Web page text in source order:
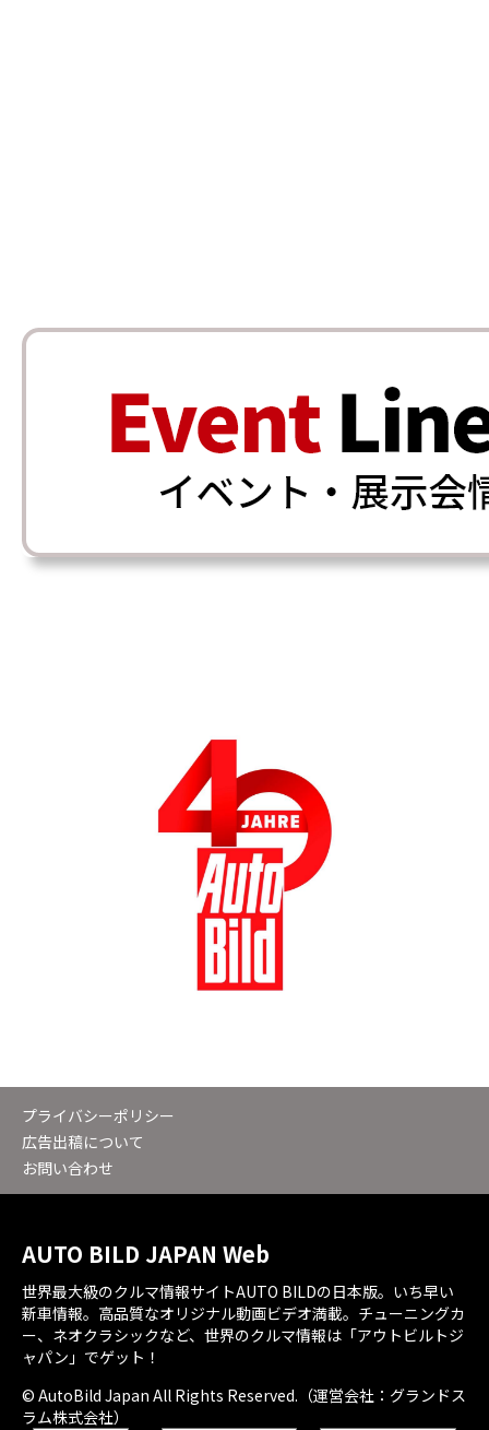
プライバシーポリシー
広告出稿について
お問い合わせ
AUTO BILD JAPAN Web
世界最大級のクルマ情報サイトAUTO BILDの日本版。いち早い
新車情報。高品質なオリジナル動画ビデオ満載。チューニングカ
ー、ネオクラシックなど、世界のクルマ情報は「アウトビルトジ
ャパン」でゲット！
© AutoBild Japan All Rights Reserved.（運営会社：グランドス
ラム株式会社）